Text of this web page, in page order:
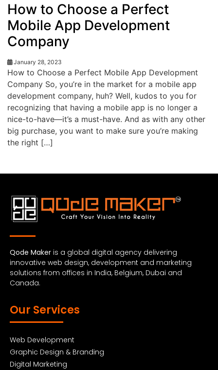
How to Choose a Perfect
Mobile App Development
Company
January 28, 2023
How to Choose a Perfect Mobile App Development
Company So, you’re in the market for a mobile app
development company, huh? Well, kudos to you for
recognizing that having a mobile app is no longer a
nice-to-have—it’s a must-have. And as with any other
big purchase, you want to make sure you’re making
the right […]
Qode Maker is a global digital agency delivering
innovative web design, development and marketing
solutions from offices in India, Belgium, Dubai and
Canada.
Our Services
Web Development
Graphic Design & Branding
Digital Marketing